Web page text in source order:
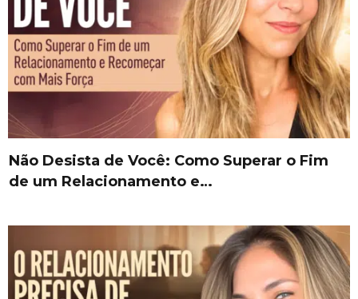
Não Desista de Você: Como Superar o Fim
de um Relacionamento e…